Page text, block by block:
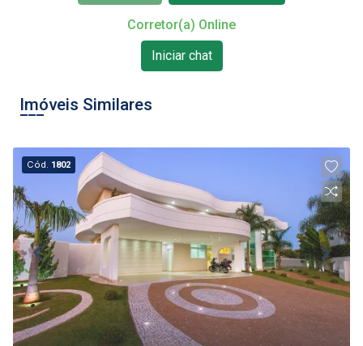
Corretor(a) Online
Iniciar chat
Imóveis Similares
Cód. 1802